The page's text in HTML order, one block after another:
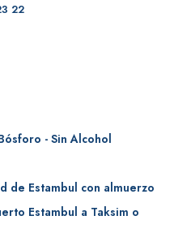
22
- Sin Alcohol
de Estambul con almuerzo
Estambul a Taksim o